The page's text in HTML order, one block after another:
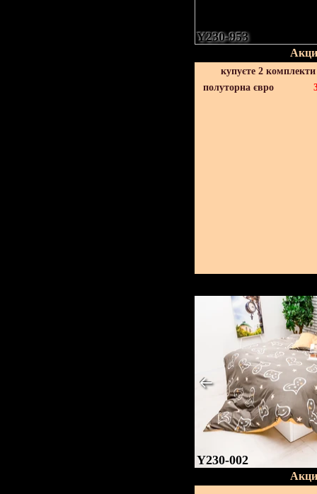
Y230-953
купуєте 2
полуторна євро
Y230-002